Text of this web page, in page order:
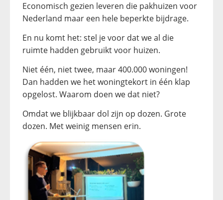
Economisch gezien leveren die pakhuizen voor
Nederland maar een hele beperkte bijdrage.
En nu komt het: stel je voor dat we al die
ruimte hadden gebruikt voor huizen.
Niet één, niet twee, maar 400.000 woningen!
Dan hadden we het woningtekort in één klap
opgelost. Waarom doen we dat niet?
Omdat we blijkbaar dol zijn op dozen. Grote
dozen. Met weinig mensen erin.